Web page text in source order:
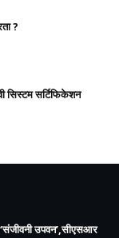
?
सिस्टम सर्टिफिकेशन
‘संजीवनी उपवन’,सीएसआर